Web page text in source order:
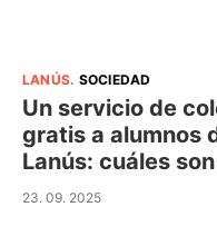
LANÚS. SOCIEDAD
Un servicio de
gratis a alumnos
Lanús: cuáles
23. 09. 2025